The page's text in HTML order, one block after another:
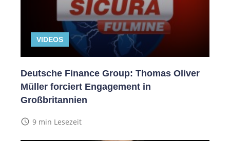
VIDEOS
Deutsche Finance Group: Thomas Oliver
Müller forciert Engagement in
Großbritannien
access_time 9 min Lesezeit